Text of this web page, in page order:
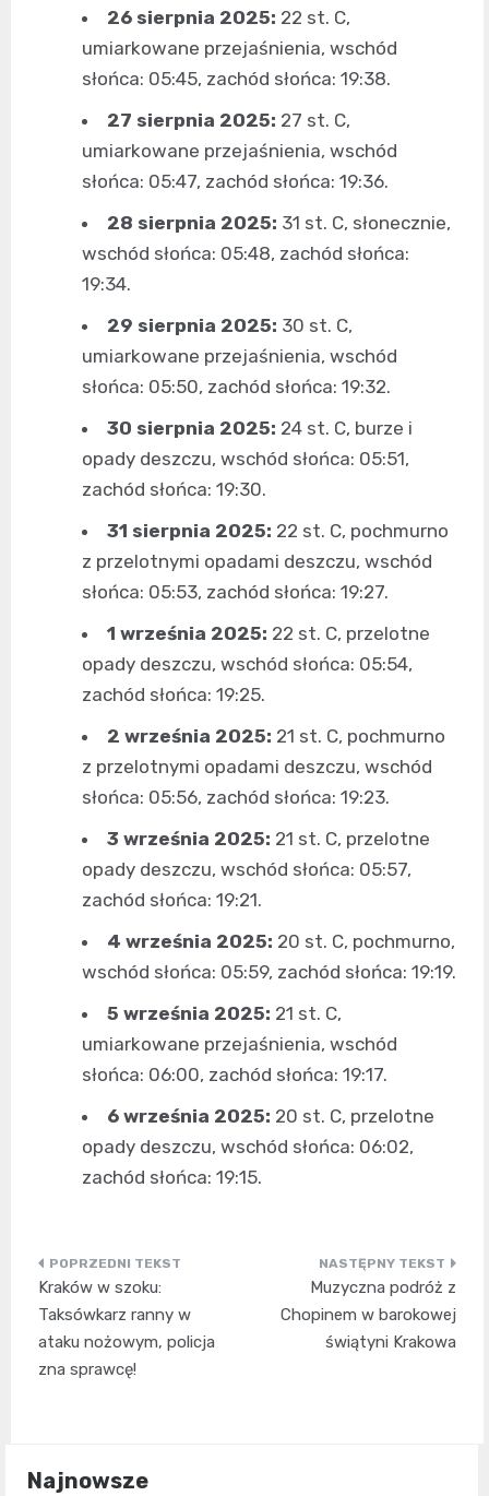
26 sierpnia 2025: 22 st. C,
umiarkowane przejaśnienia, wschód
słońca: 05:45, zachód słońca: 19:38.
27 sierpnia 2025: 27 st. C,
umiarkowane przejaśnienia, wschód
słońca: 05:47, zachód słońca: 19:36.
28 sierpnia 2025: 31 st. C, słonecznie,
wschód słońca: 05:48, zachód słońca:
19:34.
29 sierpnia 2025: 30 st. C,
umiarkowane przejaśnienia, wschód
słońca: 05:50, zachód słońca: 19:32.
30 sierpnia 2025: 24 st. C, burze i
opady deszczu, wschód słońca: 05:51,
zachód słońca: 19:30.
31 sierpnia 2025: 22 st. C, pochmurno
z przelotnymi opadami deszczu, wschód
słońca: 05:53, zachód słońca: 19:27.
1 września 2025: 22 st. C, przelotne
opady deszczu, wschód słońca: 05:54,
zachód słońca: 19:25.
2 września 2025: 21 st. C, pochmurno
z przelotnymi opadami deszczu, wschód
słońca: 05:56, zachód słońca: 19:23.
3 września 2025: 21 st. C, przelotne
opady deszczu, wschód słońca: 05:57,
zachód słońca: 19:21.
4 września 2025: 20 st. C, pochmurno,
wschód słońca: 05:59, zachód słońca: 19:19.
5 września 2025: 21 st. C,
umiarkowane przejaśnienia, wschód
słońca: 06:00, zachód słońca: 19:17.
6 września 2025: 20 st. C, przelotne
opady deszczu, wschód słońca: 06:02,
zachód słońca: 19:15.
Nawigacja
wpisu
Kraków w szoku:
Taksówkarz ranny w
ataku nożowym, policja
zna sprawcę!
Muzyczna podróż z
Chopinem w barokowej
świątyni Krakowa
Najnowsze